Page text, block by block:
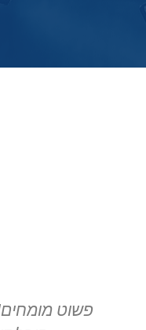
במוצר אחר!